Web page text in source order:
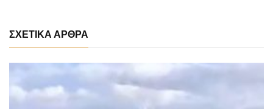
ΣΧΕΤΙΚΑ ΑΡΘΡΑ